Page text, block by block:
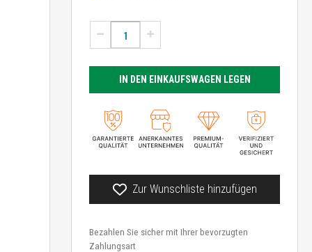
IN DEN EINKAUFSWAGEN LEGEN
Zur Wunschliste hinzufügen
Bezahlen Sie sicher mit Ihrer bevorzugten
Zahlungsart